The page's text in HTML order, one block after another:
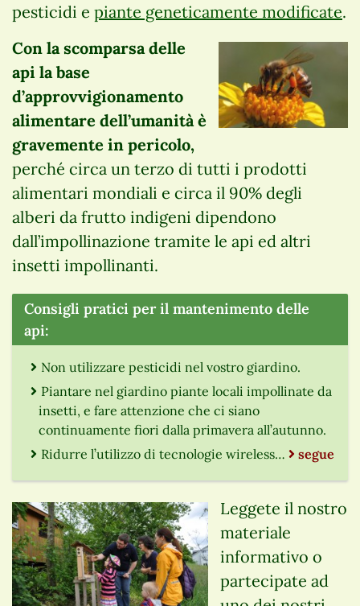
pesticidi e piante geneticamente modificate.
Con la scomparsa delle
api la base
d’approvvigionamento
alimentare dell’umanità è
gravemente in pericolo,
perché circa un terzo di tutti i prodotti
alimentari mondiali e circa il 90% degli
alberi da frutto indigeni dipendono
dall’impollinazione tramite le api ed altri
insetti impollinanti.
Consigli pratici per il mantenimento delle
api:
Non utilizzare pesticidi nel vostro giardino.
Piantare nel giardino piante locali impollinate da
insetti, e fare attenzione che ci siano
continuamente fiori dalla primavera all’autunno.
Ridurre l’utilizzo di tecnologie wireless…
segue
Leggete il nostro
materiale
informativo o
partecipate ad